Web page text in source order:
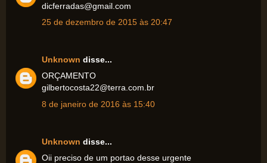
dicferradas@gmail.com
25 de dezembro de 2015 às 20:47
Unknown disse...
ORÇAMENTO
gilbertocosta22@terra.com.br
8 de janeiro de 2016 às 15:40
Unknown disse...
Oii preciso de um portao desse urgente